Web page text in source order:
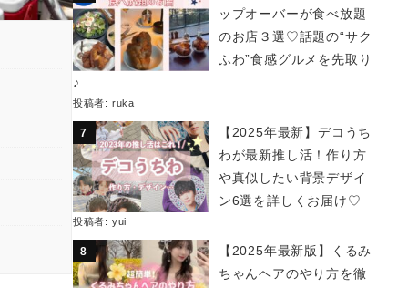
ップオーバーが食べ放題
のお店３選♡話題の“サク
ふわ”食感グルメを先取り
♪
投稿者: ruka
【2025年最新】デコうち
わが最新推し活！作り方
や真似したい背景デザイ
ン6選を詳しくお届け♡
投稿者: yui
【2025年最新版】くるみ
ちゃんヘアのやり方を徹